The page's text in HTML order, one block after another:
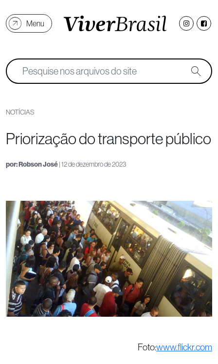
Menu
NOTÍCIAS
Priorização do transporte público
por:Robson José| 12 de dezembro de 2023
Foto:www.flickr.com